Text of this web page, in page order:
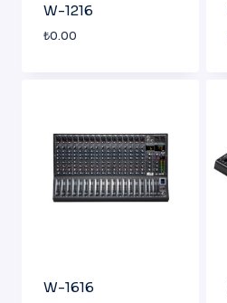
W-1216
₺0.00
W-1616